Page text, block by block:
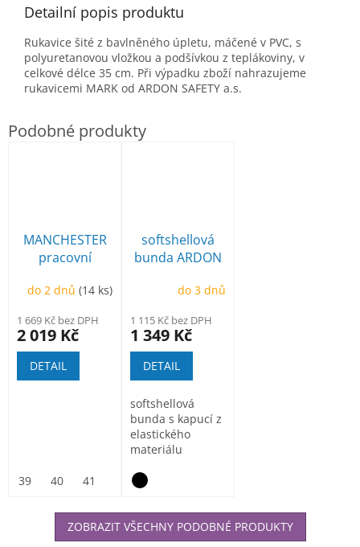
Detailní popis produktu
Rukavice šité z bavlněného úpletu, máčené v PVC, s
polyuretanovou vložkou a podšívkou z teplákoviny, v
celkové délce 35 cm. Při výpadku zboží nahrazujeme
rukavicemi MARK od ARDON SAFETY a.s.
MANCHESTER
pracovní
do 2 dnů(14 ks)
1 669 Kč bez DPH
2 019 Kč
DETAIL
39 40 41 43
softshellová
bunda ARDON
do 3 dnů
1 115 Kč bez DPH
1 349 Kč
DETAIL
softshellová
bunda s kapucí z
elastického
materiálu
vnitřní část...
ZOBRAZIT VŠECHNY PODOBNÉ PRODUKTY